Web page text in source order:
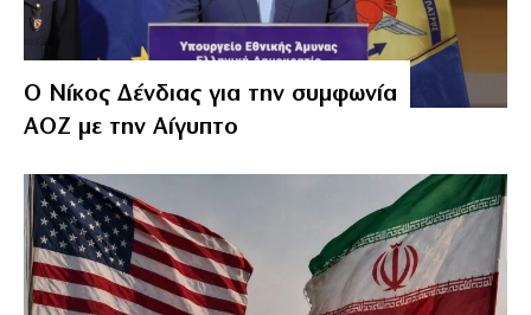
Ο Νίκος Δένδιας για την συμφωνία
ΑΟΖ με την Αίγυπτο